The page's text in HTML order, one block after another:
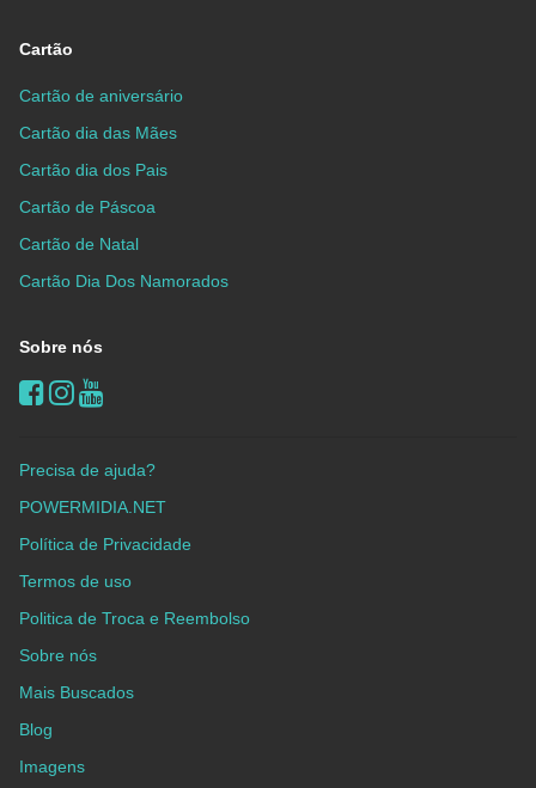
Cartão
Cartão de aniversário
Cartão dia das Mães
Cartão dia dos Pais
Cartão de Páscoa
Cartão de Natal
Cartão Dia Dos Namorados
Sobre nós
Precisa de ajuda?
POWERMIDIA.NET
Política de Privacidade
Termos de uso
Politica de Troca e Reembolso
Sobre nós
Mais Buscados
Blog
Imagens